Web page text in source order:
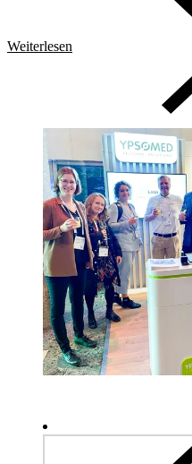
Weiterlesen